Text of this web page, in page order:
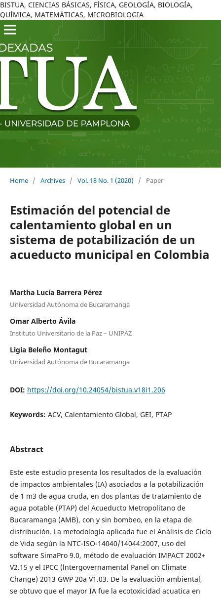
BISTUA, CIENCIAS BÁSICAS, FÍSICA, GEOLOGÍA, BIOLOGÍA,
QUÍMICA, MATEMÁTICAS, MICROBIOLOGIA
Home / Archives / Vol. 18 No. 1 (2020) / Paper
Estimación del potencial de
calentamiento global en un
sistema de potabilización de un
acueducto municipal en Colombia
Martha Lucía Barrera Pérez
Universidad Autónoma de Bucaramanga
Omar Alberto Ávila
Instituto Universitario de la Paz – UNIPAZ
Ligia Beleño Montagut
Universidad Autónoma de Bucaramanga
DOI: https://doi.org/10.24054/bistua.v18i1.206
Keywords: ACV, Calentamiento Global, GEI, PTAP
Abstract
Este este estudio presenta los resultados de la evaluación
de impactos ambientales (IA) asociados a la potabilización
de 1 m3 de agua cruda, en dos plantas de tratamiento de
agua potable (PTAP) del Acueducto Metropolitano de
Bucaramanga (AMB), con y sin bombeo, en la etapa de
distribución. La metodología aplicada fue el Análisis de Ciclo
de Vida según la NTC-ISO-14040/14044:2007, uso del
software SimaPro 9.0, método de evaluación IMPACT 2002+
V2.15 y el IPCC (lntergovernamental Panel on Climate
Change) 2013 GWP 20a V1.03. De la evaluación ambiental,
se obtuvo que el mayor IA fue la ecotoxicidad acuatica en